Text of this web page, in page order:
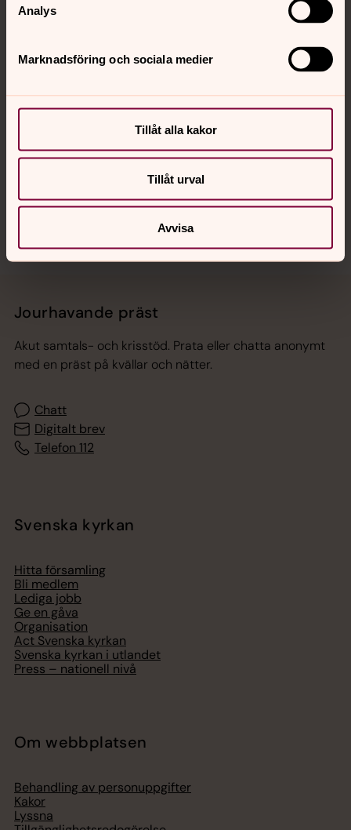
Analys
Marknadsföring och sociala medier
Tillåt alla kakor
Tillåt urval
Avvisa
Kontakt
Kalender
Jourhavande präst
Akut samtals- och krisstöd. Prata eller chatta anonymt
med en präst på kvällar och nätter.
Chatt
Digitalt brev
Telefon 112
Svenska kyrkan
Hitta församling
Bli medlem
Lediga jobb
Ge en gåva
Organisation
Act Svenska kyrkan
Svenska kyrkan i utlandet
Press – nationell nivå
Om webbplatsen
Behandling av personuppgifter
Kakor
Lyssna